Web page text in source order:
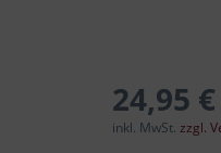
24,95
inkl. MwSt.zzgl.